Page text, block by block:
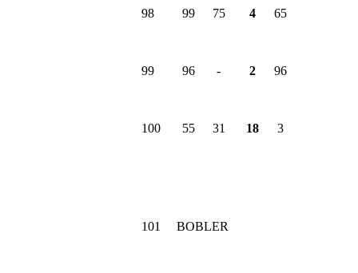
98 99 75 4 65
99 96 - 2 96
100 55 31 18 3
101 BOBLER